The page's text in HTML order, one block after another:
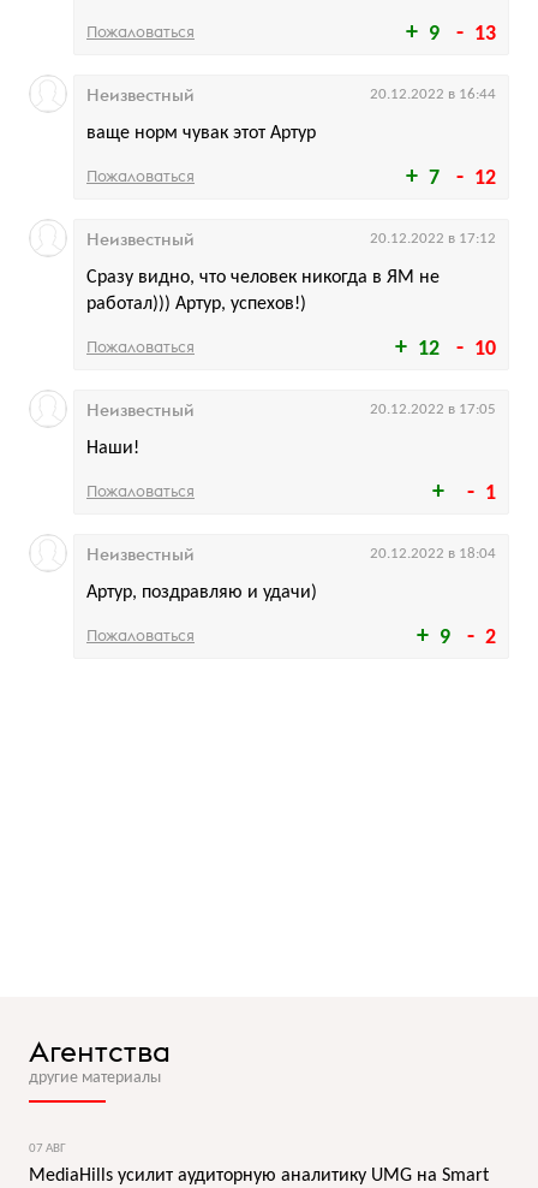
9 13
Пожаловаться
7 12
ваще норм чувак этот Артур
Неизвестный 20.12.2022 в 16:44
Пожаловаться
12 10
Сразу видно, что человек никогда в ЯМ не
работал))) Артур, успехов!)
Неизвестный 20.12.2022 в 17:12
Пожаловаться
1
Наши!
Неизвестный 20.12.2022 в 17:05
Пожаловаться
9 2
Артур, поздравляю и удачи)
Неизвестный 20.12.2022 в 18:04
Пожаловаться
Агентства
другие материалы
07 АВГ
MediaHills усилит аудиторную аналитику UMG на Smart